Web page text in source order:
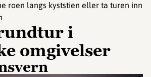
roen langs kyststien eller ta turen inn
i
omgivelser